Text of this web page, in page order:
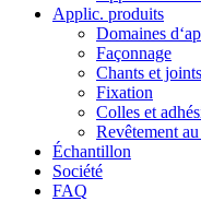
Applic. produits
Domaines
Façonnage
Chants et joints
Fixation
Colles et
Revêtement
Échantillon
Société
FAQ